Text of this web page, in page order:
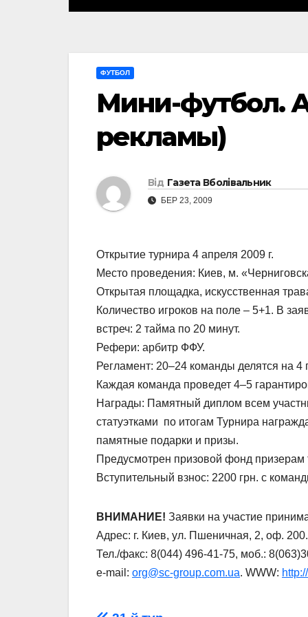
ФУТБОЛ
Мини-футбол.
рекламы)
Від Газета Вболівальник
БЕР 23, 2009
Открытие турнира 4 апреля 2009 г.
Место проведения: Киев, м.
Открытая площадка, искусственная
Количество игроков на поле – 5+1. В
встреч: 2 тайма по 20 минут.
Рефери: арбитр ФФУ.
Регламент: 20–24 команды делятся на
Каждая команда проведет 4–5
Награды: Памятный диплом всем
статуэтками по итогам Турнира
памятные подарки и призы.
Предусмотрен призовой фонд
Вступительный взнос: 2200 грн. с
ВНИМАНИЕ! Заявки на участие
Адрес: г. Киев, ул. Пшеничная, 2, оф. 200.
Тел./факс: 8(044) 496-41-75, моб.:
e-mail: org@sc-group.com.ua. WWW: